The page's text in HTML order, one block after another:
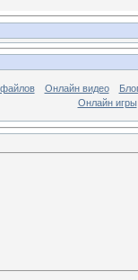
файлов Онлайн видео
Онлайн игры